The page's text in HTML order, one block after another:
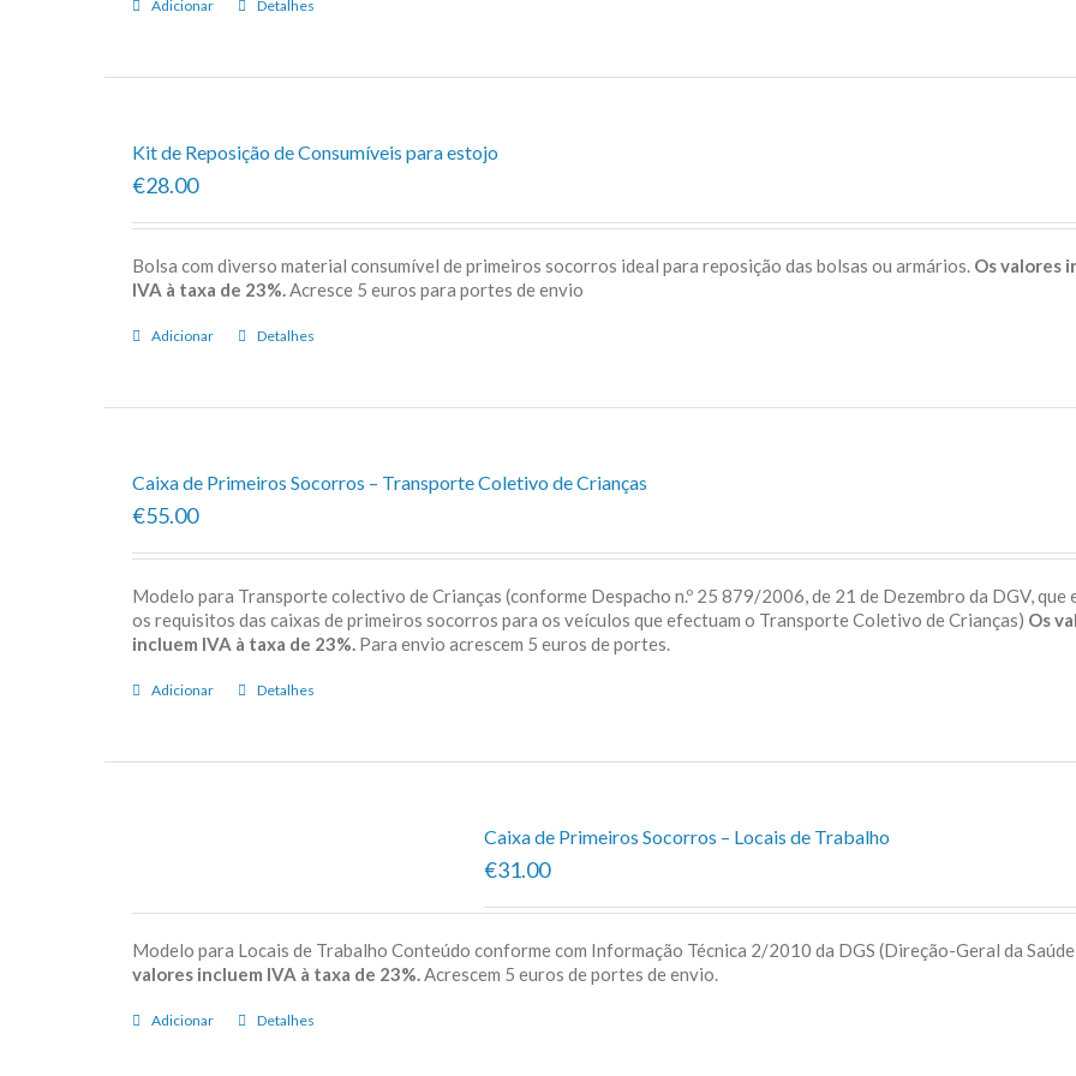
Adicionar Detalhes
Kit de Reposição de Consumíveis para estojo
€28.00
Bolsa com diverso material consumível de primeiros socorros ideal para reposição das bolsas ou armários. Os valores
IVA à taxa de 23%. Acresce 5 euros para portes de envio
Adicionar Detalhes
Caixa de Primeiros Socorros – Transporte Coletivo de Crianças
€55.00
Modelo para Transporte colectivo de Crianças (conforme Despacho n.º 25 879/2006, de 21 de Dezembro da DGV, que
os requisitos das caixas de primeiros socorros para os veículos que efectuam o Transporte Coletivo de Crianças) Os
incluem IVA à taxa de 23%. Para envio acrescem 5 euros de portes.
Adicionar Detalhes
Caixa de Primeiros Socorros – Locais de Trabalho
€31.00
Modelo para Locais de Trabalho Conteúdo conforme com Informação Técnica 2/2010 da DGS (Direção-Geral da
valores incluem IVA à taxa de 23%. Acrescem 5 euros de portes de envio.
Adicionar Detalhes